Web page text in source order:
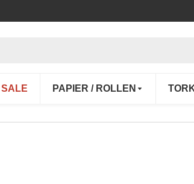
SALE PAPIER / ROLLEN